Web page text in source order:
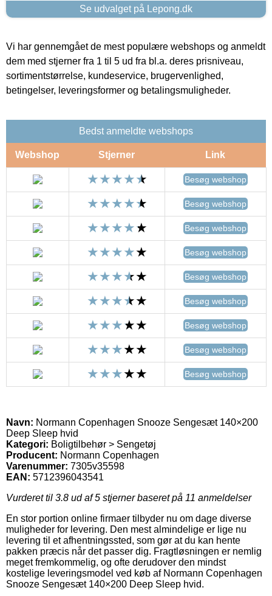
Se udvalget på Lepong.dk
Vi har gennemgået de mest populære webshops og anmeldt
dem med stjerner fra 1 til 5 ud fra bl.a. deres prisniveau,
sortimentstørrelse, kundeservice, brugervenlighed,
betingelser, leveringsformer og betalingsmuligheder.
Bedst anmeldte webshops
Webshop Stjerner Link
Besøg webshop
Besøg webshop
Besøg webshop
Besøg webshop
Besøg webshop
Besøg webshop
Besøg webshop
Besøg webshop
Besøg webshop
Navn: Normann Copenhagen Snooze Sengesæt 140×200
Deep Sleep hvid
Kategori: Boligtilbehør > Sengetøj
Producent: Normann Copenhagen
Varenummer: 7305v35598
EAN: 5712396043541
Vurderet til 3.8 ud af 5 stjerner baseret på 11 anmeldelser
En stor portion online firmaer tilbyder nu om dage diverse
muligheder for levering. Den mest almindelige er lige nu
levering til et afhentningssted, som gør at du kan hente
pakken præcis når det passer dig. Fragtløsningen er nemlig
meget fremkommelig, og ofte derudover den mindst
kostelige leveringsmodel ved køb af Normann Copenhagen
Snooze Sengesæt 140×200 Deep Sleep hvid.